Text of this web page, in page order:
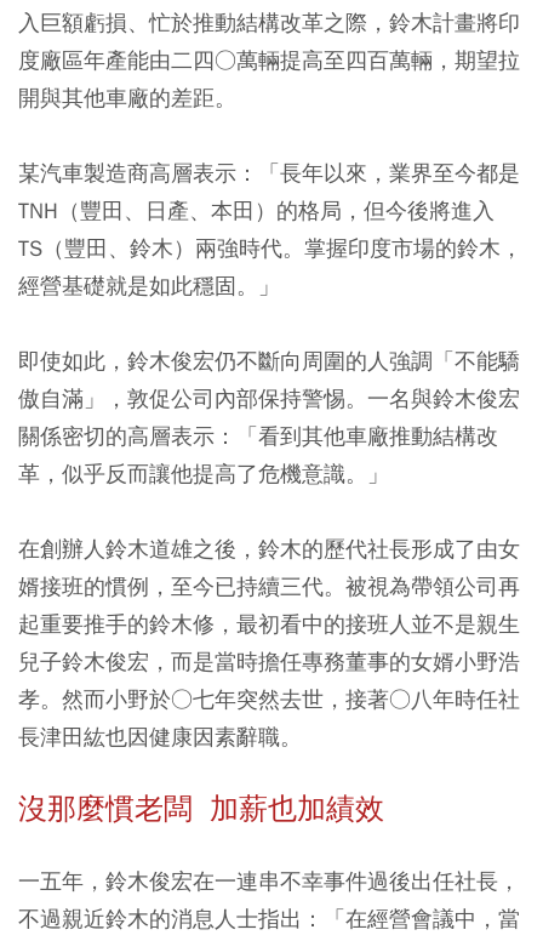
入巨額虧損、忙於推動結構改革之際，鈴木計畫將印
度廠區年產能由二四○萬輛提高至四百萬輛，期望拉
開與其他車廠的差距。
某汽車製造商高層表示：「長年以來，業界至今都是
TNH（豐田、日產、本田）的格局，但今後將進入
TS（豐田、鈴木）兩強時代。掌握印度市場的鈴木，
經營基礎就是如此穩固。」
即使如此，鈴木俊宏仍不斷向周圍的人強調「不能驕
傲自滿」，敦促公司內部保持警惕。一名與鈴木俊宏
關係密切的高層表示：「看到其他車廠推動結構改
革，似乎反而讓他提高了危機意識。」
在創辦人鈴木道雄之後，鈴木的歷代社長形成了由女
婿接班的慣例，至今已持續三代。被視為帶領公司再
起重要推手的鈴木修，最初看中的接班人並不是親生
兒子鈴木俊宏，而是當時擔任專務董事的女婿小野浩
孝。然而小野於○七年突然去世，接著○八年時任社
長津田紘也因健康因素辭職。
沒那麼慣老闆 加薪也加績效
一五年，鈴木俊宏在一連串不幸事件過後出任社長，
不過親近鈴木的消息人士指出：「在經營會議中，當